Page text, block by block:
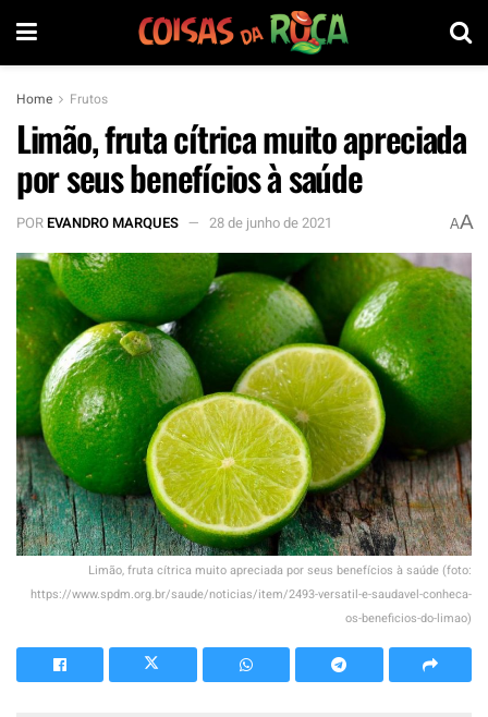
Home Frutos
Limão, fruta cítrica muito apreciada
por seus benefícios à saúde
POREVANDRO MARQUES 28 de junho de 2021 AA
Limão, fruta cítrica muito apreciada por seus benefícios à saúde (foto:
https://www.spdm.org.br/saude/noticias/item/2493-versatil-e-saudavel-conheca-
os-beneficios-do-limao)